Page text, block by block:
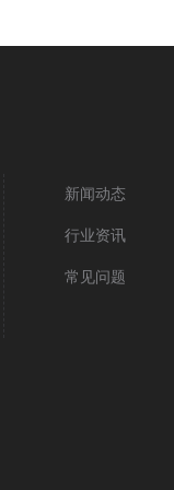
新闻动态
行业资讯
常见问题